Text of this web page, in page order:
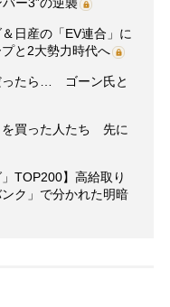
ー3”の逆襲
日産の「EV連合」に
と2大勢力時代へ
ったら… ゴーン氏と
を買った人たち 先に
TOP200】高給取り
ク」で分かれた明暗